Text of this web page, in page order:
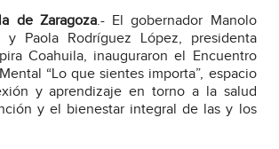
de Zaragoza.- El gobernador Manolo
y Paola Rodríguez López, presidenta
Coahuila, inauguraron el Encuentro
“Lo que sientes importa”, espacio
y aprendizaje en torno a la salud
y el bienestar integral de las y los